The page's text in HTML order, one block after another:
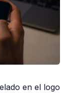
en el logo